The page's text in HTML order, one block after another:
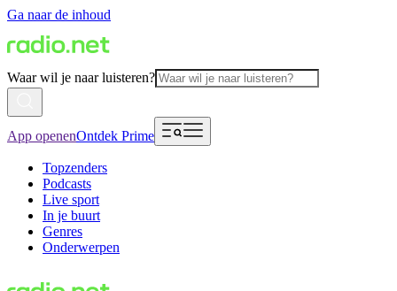
Ga naar de inhoud
Waar wil je naar luisteren?
App openenOntdek Prime
Topzenders
Podcasts
Live sport
In je buurt
Genres
Onderwerpen